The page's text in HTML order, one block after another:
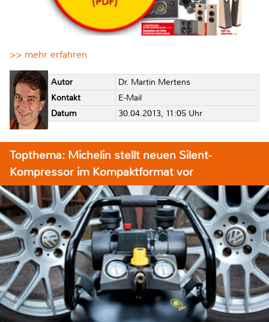
>> mehr erfahren
Autor
Dr. Martin Mertens
Kontakt
E-Mail
Datum
30.04.2013, 11:05 Uhr
Topthema: Michelin stellt neuen Silent-
Kompressor im Kompaktformat vor